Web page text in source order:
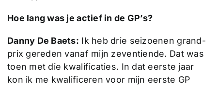
Hoe lang was je actief in de GP’s?
Danny De Baets: Ik heb drie seizoenen grand-
prix gereden vanaf mijn zeventiende. Dat was
toen met die kwalificaties. In dat eerste jaar
kon ik me kwalificeren voor mijn eerste GP